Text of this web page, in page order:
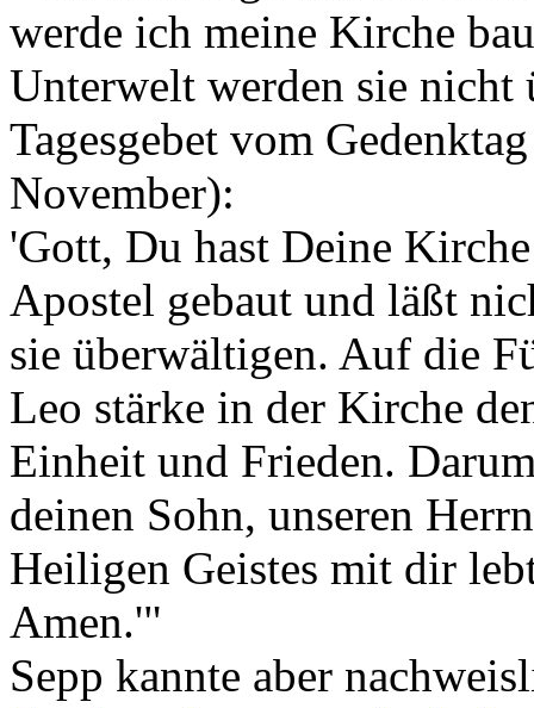
werde ich meine Kirche
Unterwelt werden sie
Tagesgebet vom
November):
'Gott, Du hast Deine
Apostel gebaut und läßt
sie überwältigen. Auf die
Leo stärke in der Kirche
Einheit und Frieden.
deinen Sohn, unseren
Heiligen Geistes mit dir
Amen.'"
Sepp kannte aber